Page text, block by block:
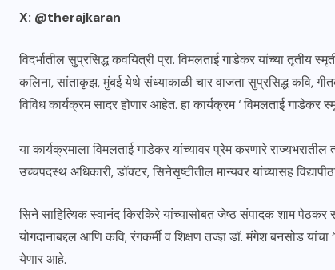
X: @therajkaran
विदर्भातील सुप्रसिद्ध कवयित्री प्रा. विमलताई गाडेकर यांच्या तृतीय
कलिना, सांताकृझ, मुंबई येथे संध्याकाळी चार वाजता सुप्रसिद्ध कवि,
विविध कार्यक्रम सादर होणार आहेत. हा कार्यक्रम ‘ विमलताई
या कार्यक्रमाला विमलताई गाडेकर यांच्यावर प्रेम करणारे
उच्चपदस्थ अधिकारी, डॉक्टर, सिनेसृष्टीतील मान्यवर यांच्यासह
​सिने साहित्यिक स्वानंद किरकिरे यांच्यासोबत जेष्ठ संपादक शाम
योगदानाबद्दल आणि कवि, रंगकर्मी व शिक्षण तज्ज्ञ डॉ. मंगेश बनसोड
येणार आहे.